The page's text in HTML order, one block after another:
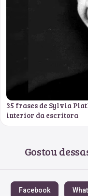
35 frases de Sylvia
interior da escritora
Gostou
Facebook